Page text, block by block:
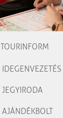
TOURINFORM
IDEGENVEZETÉS
JEGYIRODA
AJÁNDÉKBOLT